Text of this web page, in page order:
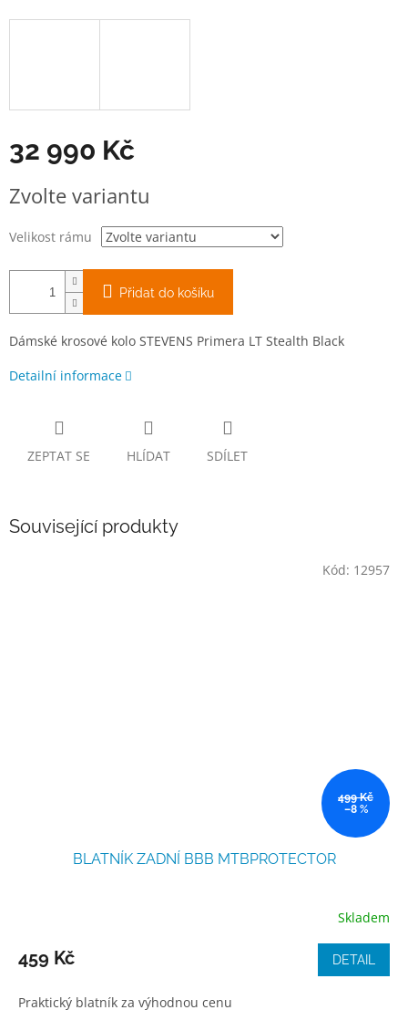
32 990 Kč
cena:
Zvolte variantu
Velikost rámu
Přidat do košíku
Dámské krosové kolo STEVENS Primera LT Stealth Black
Detailní informace
ZEPTAT SE HLÍDAT SDÍLET
Související produkty
499 Kč
–8 %
BLATNÍK ZADNÍ BBB MTBPROTECTOR
produktu
je
z
Skladem
459 Kč DETAIL
Praktický blatník za výhodnou cenu
Kód: 12957